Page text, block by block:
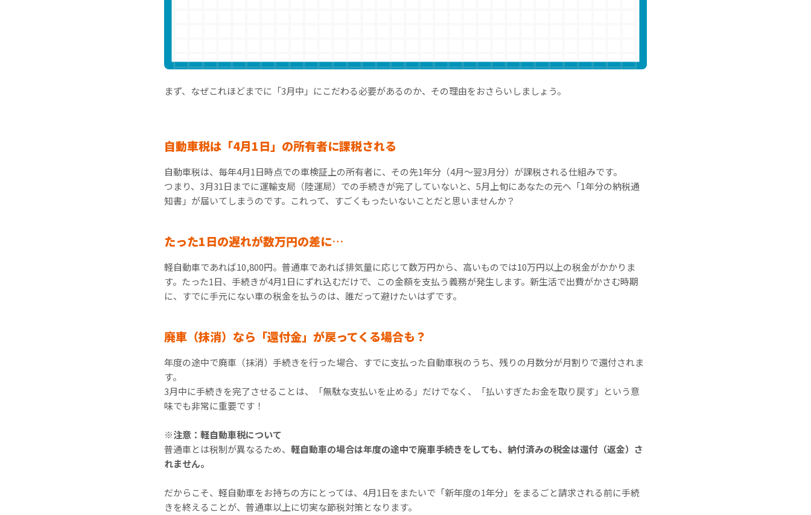
まず、なぜこれほどまでに「3月中」にこだわる必要があるのか、その理由をおさらいしましょう。
自動車税は「4月1日」の所有者に課税される
自動車税は、毎年4月1日時点での車検証上の所有者に、その先1年分（4月〜翌3月分）が課税される仕組みです。
つまり、3月31日までに運輸支局（陸運局）での手続きが完了していないと、5月上旬にあなたの元へ「1年分の納税通
知書」が届いてしまうのです。これって、すごくもったいないことだと思いませんか？
たった1日の遅れが数万円の差に…
軽自動車であれば10,800円。普通車であれば排気量に応じて数万円から、高いものでは10万円以上の税金がかかりま
す。たった1日、手続きが4月1日にずれ込むだけで、この金額を支払う義務が発生します。新生活で出費がかさむ時期
に、すでに手元にない車の税金を払うのは、誰だって避けたいはずです。
廃車（抹消）なら「還付金」が戻ってくる場合も？
年度の途中で廃車（抹消）手続きを行った場合、すでに支払った自動車税のうち、残りの月数分が月割りで還付されま
す。
3月中に手続きを完了させることは、「無駄な支払いを止める」だけでなく、「払いすぎたお金を取り戻す」という意
味でも非常に重要です！
※注意：軽自動車税について
普通車とは税制が異なるため、 軽自動車の場合は年度の途中で廃車手続きをしても、納付済みの税金は還付（返金）さ
れません。
だからこそ、軽自動車をお持ちの方にとっては、4月1日をまたいで「新年度の1年分」をまるごと請求される前に手続
きを終えることが、普通車以上に切実な節税対策となります。